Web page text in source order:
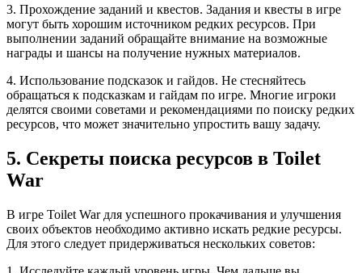
3. Прохождение заданий и квестов. Задания и квесты в игре
могут быть хорошим источником редких ресурсов. При
выполнении заданий обращайте внимание на возможные
награды и шансы на получение нужных материалов.
4. Использование подсказок и гайдов. Не стесняйтесь
обращаться к подсказкам и гайдам по игре. Многие игроки
делятся своими советами и рекомендациями по поиску редких
ресурсов, что может значительно упростить вашу задачу.
5. Секреты поиска ресурсов в Toilet
War
В игре Toilet War для успешного прокачивания и улучшения
своих объектов необходимо активно искать редкие ресурсы.
Для этого следует придерживаться нескольких советов: